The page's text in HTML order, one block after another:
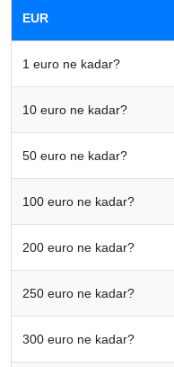
EUR
1 euro ne kadar?
10 euro ne kadar?
50 euro ne kadar?
100 euro ne kadar?
200 euro ne kadar?
250 euro ne kadar?
300 euro ne kadar?